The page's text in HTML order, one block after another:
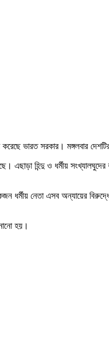
ভারত সরকার। মঙ্গলবার
হিন্দু ও ধর্মীয় সংখ্যালঘুদের
ধর্মীয় নেতা এসব অন্যায়ের
হয়।